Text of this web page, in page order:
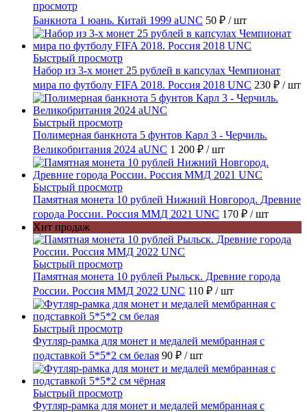
просмотр
Банкнота 1 юань. Китай 1999 aUNC 50 ₽ / шт
Быстрый просмотр
Набор из 3-х монет 25 рублей в капсулах Чемпионат
мира по футболу FIFA 2018. Россия 2018 UNC 230 ₽ / шт
Быстрый просмотр
Полимерная банкнота 5 фунтов Карл 3 - Черчиль.
Великобритания 2024 aUNC 1 200 ₽ / шт
Быстрый просмотр
Памятная монета 10 рублей Нижний Новгород. Древние
города России. Россия ММД 2021 UNC 170 ₽ / шт
Хит продаж
Быстрый просмотр
Памятная монета 10 рублей Рыльск. Древние города
России. Россия ММД 2022 UNC 110 ₽ / шт
Быстрый просмотр
Футляр-рамка для монет и медалей мембранная с
подставкой 5*5*2 см белая 90 ₽ / шт
Быстрый просмотр
Футляр-рамка для монет и медалей мембранная с